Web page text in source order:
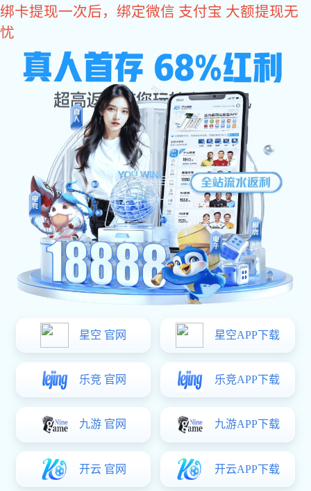
6t体育
门配件
推拉门配件-拉手LS-B02
发布日期：2020-11-10 17:06 浏览次数：219
备注：
型号为移门拉手LS-B02
适用于一般推拉门窗
表面处理为喷塑
主要材料为铝合金